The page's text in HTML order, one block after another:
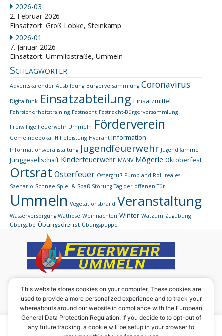
2026-03
2. Februar 2026
Einsatzort: Groß Lobke, Steinkamp
2026-01
7. Januar 2026
Einsatzort: Ummilostraße, Ummeln
Schlagwörter
Adventskalender Ausbildung Bürgerversammlung Coronavirus
Digitalfunk Einsatzabteilung Einsatzmittel
Fahrsicherheitstraining Fastnacht Fastnacht-Bürgerversammlung
Freiwillige Feuerwehr Ummeln Förderverein
Gemeindepokal Hilfeleistung Hydrant Information
Informationsveranstaltung Jugendfeuerwehr Jugendflamme
Junggesellschaft Kinderfeuerwehr MANV Mögerle Oktoberfest
Ortsrat Osterfeuer Ostergruß Pump-and-Roll reales
Szenario Schnee Spiel & Spaß Störung Tag der offenen Tür
Ummeln Vegetationsbrand Veranstaltung
Wasserversorgung Wathose Weihnachten Winter Wätzum Zugübung
Übergabe Übungsdienst Übungspuppe
Eine Homepage des:
Förderverein der Ortsfeuerwehr Ummeln e. V.
Vorsitzender: Werner Rabbe junior
Ummilostr. 29
This website stores cookies on your computer. These cookies are
used to provide a more personalized experience and to track your
whereabouts around our website in compliance with the European
General Data Protection Regulation. If you decide to to opt-out of
any future tracking, a cookie will be setup in your browser to
Um diese Seite in vollem Umfang nutzen zu können, sind